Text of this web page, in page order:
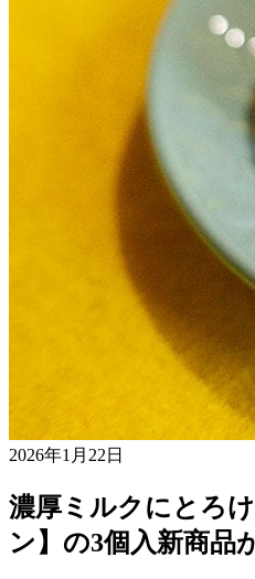
2026年1月22日
濃厚ミルクにとろ
ン】の3個入新商品